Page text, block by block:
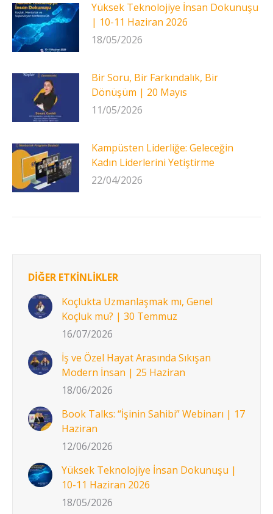
Yüksek Teknolojiye İnsan Dokunuşu
| 10-11 Haziran 2026
18/05/2026
Bir Soru, Bir Farkındalık, Bir
Dönüşüm | 20 Mayıs
11/05/2026
Kampüsten Liderliğe: Geleceğin
Kadın Liderlerini Yetiştirme
22/04/2026
DİĞER ETKİNLİKLER
Koçlukta Uzmanlaşmak mı, Genel
Koçluk mu? | 30 Temmuz
16/07/2026
İş ve Özel Hayat Arasında Sıkışan
Modern İnsan | 25 Haziran
18/06/2026
Book Talks: “İşinin Sahibi” Webinarı | 17
Haziran
12/06/2026
Yüksek Teknolojiye İnsan Dokunuşu |
10-11 Haziran 2026
18/05/2026